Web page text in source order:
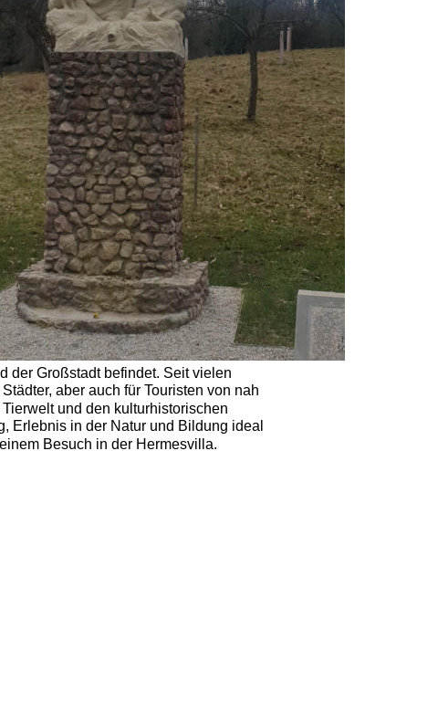
der Großstadt befindet. Seit vielen
aber auch für Touristen von nah
und den kulturhistorischen
Erlebnis in der Natur und Bildung ideal
Besuch in der Hermesvilla.